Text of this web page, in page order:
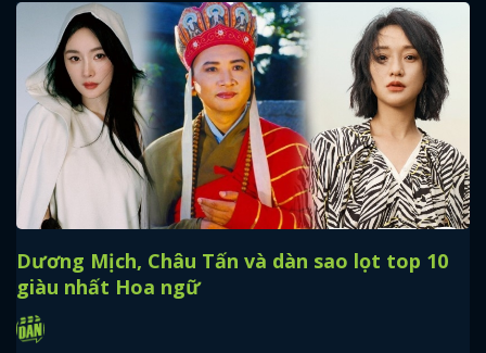
Dương Mịch, Châu Tấn và dàn sao lọt top 10
giàu nhất Hoa ngữ